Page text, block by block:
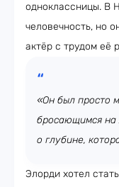
одноклассницы. В
человечность, но
актёр с трудом её
«Он был просто
бросающимся на
о глубине,
Элорди хотел